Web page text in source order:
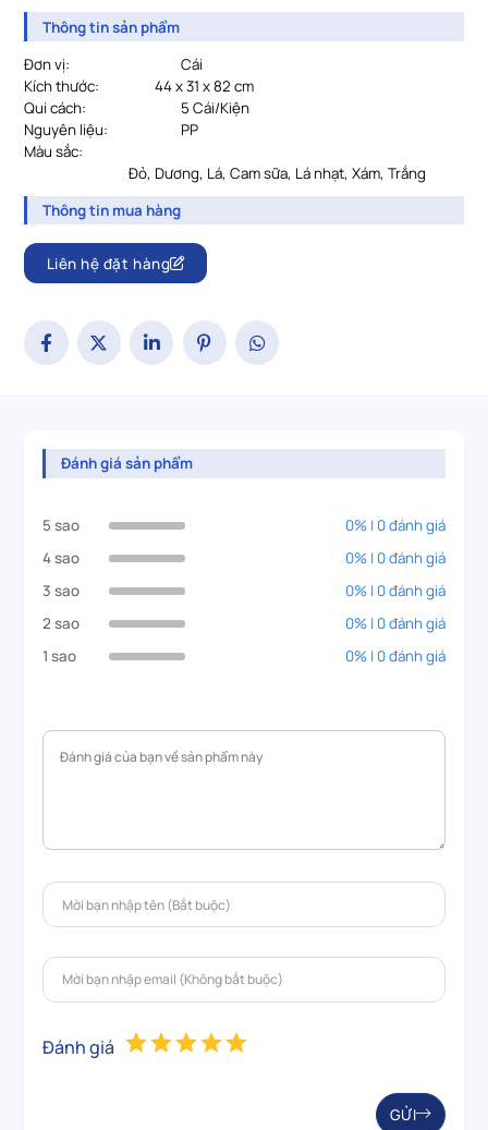
Thông tin sản phẩm
Đơn vị:
Cái
Kích thước:
44 x 31 x 82 cm
Qui cách:
				5
Cái/Kiện
Nguyên liệu:
PP
Màu sắc:
				Đỏ, Dương, Lá, Cam sữa, Lá nhạt, Xám, Trắng
Thông tin mua hàng
Liên hệ đặt hàng
Đánh giá sản phẩm
5 sao
0% | 0 đánh giá
4 sao
0% | 0 đánh giá
3 sao
0% | 0 đánh giá
2 sao
0% | 0 đánh giá
1 sao
0% | 0 đánh giá
Đánh giá
GỬI